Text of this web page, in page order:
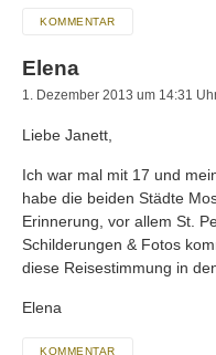
KOMMENTAR
Elena
1. Dezember 2013 um 14:31
Liebe Janett,
Ich war mal mit 17 und
habe die beiden Städte
Erinnerung, vor allem St.
Schilderungen & Fotos
diese Reisestimmung in
Elena
KOMMENTAR